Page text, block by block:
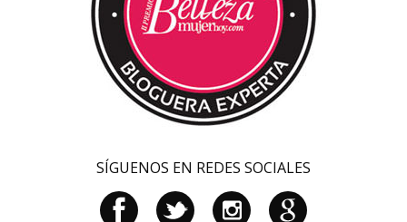
SÍGUENOS EN REDES SOCIALES